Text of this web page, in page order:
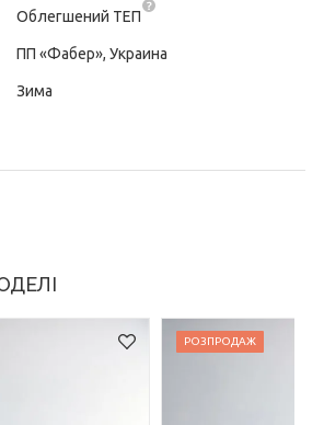
Облегшений ТЕП
ПП «Фабер», Украина
Зима
РОЗПРОДАЖ